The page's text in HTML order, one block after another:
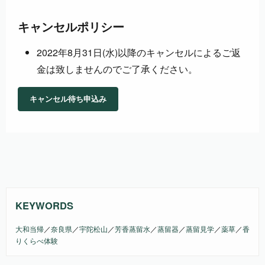
キャンセルポリシー
2022年8月31日(水)以降のキャンセルによるご返
金は致しませんのでご了承ください。
キャンセル待ち申込み
KEYWORDS
大和当帰／奈良県 ／宇陀松山 ／芳香蒸留水 ／蒸留器／蒸留見学／薬草／香
りくらべ体験